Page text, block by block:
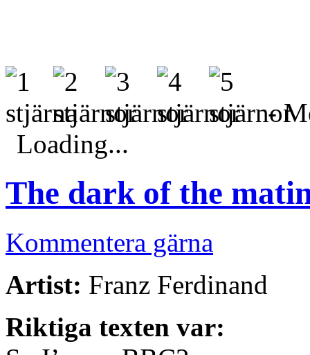
-
Loading...
The dark of the
Kommentera gärna
Artist: Franz Ferdinand
Riktiga texten var: